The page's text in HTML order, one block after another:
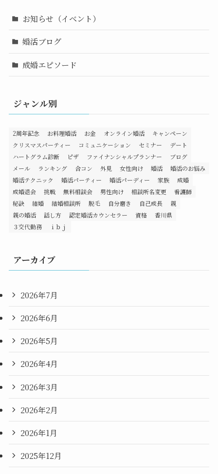
お知らせ（イベント）
婚活ブログ
成婚エピソード
ジャンル別
2周年記念 お料理婚活 お金 オンライン婚活
キャンペーン
クリスマスパーティー
コミュニケーション セミナー
デート
ハートグラム診断
ピザ ファイナンシャルプランナー
ブログ
メール
ランキング 合コン 外見 女性向け 婚活
婚活のお悩み
婚活テクニック
婚活パーティー 婚活パーディー 家族
成婚
成婚退会
挑戦 無料相談会 男性向け 相談所名変更
看護師
秘訣
結婚 結婚相談所 脱毛 自分磨き 自己成長
親
親の婚活
話し方 認定婚活カウンセラー 資格
香川県
３交代勤務
ｉｂｊ
アーカイブ
2026年7月
2026年6月
2026年5月
2026年4月
2026年3月
2026年2月
2026年1月
2025年12月